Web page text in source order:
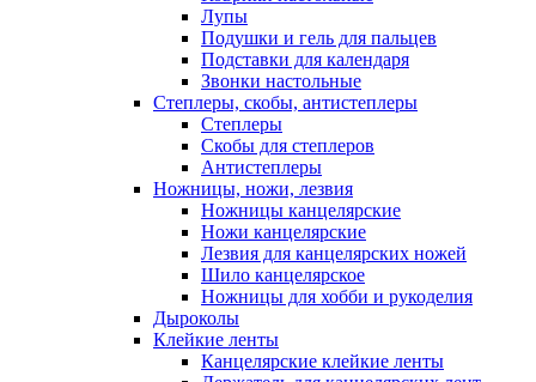
Лупы
Подушки и гель для пальцев
Подставки для календаря
Звонки настольные
Степлеры, скобы, антистеплеры
Степлеры
Скобы для степлеров
Антистеплеры
Ножницы, ножи, лезвия
Ножницы канцелярские
Ножи канцелярские
Лезвия для канцелярских ножей
Шило канцелярское
Ножницы для хобби и рукоделия
Дыроколы
Клейкие ленты
Канцелярские клейкие ленты